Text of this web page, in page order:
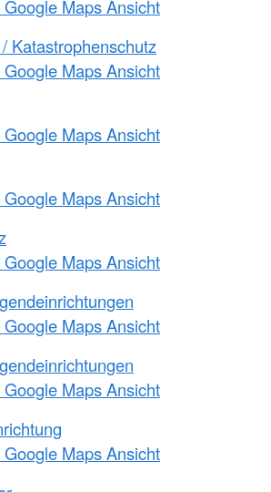
Maps Ansicht
Katastrophenschutz
Maps Ansicht
Maps Ansicht
Maps Ansicht
Maps Ansicht
Maps Ansicht
Maps Ansicht
Maps Ansicht